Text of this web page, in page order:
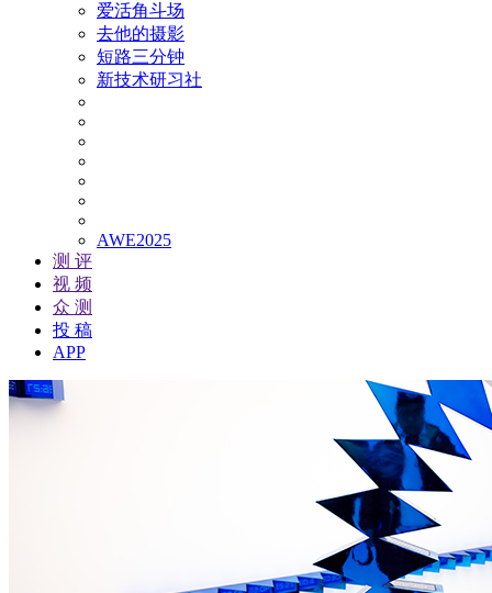
爱活角斗场
去他的摄影
短路三分钟
新技术研习社
AWE2025
测 评
视 频
众 测
投 稿
APP